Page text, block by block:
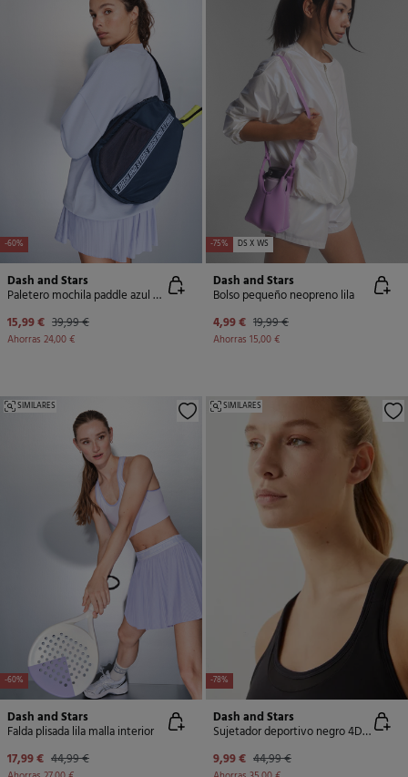
-60%
Dash and Stars
Paletero mochila paddle azul metalizado
15,99 € 39,99 €
Ahorras 24,00 €
-75% DS X WS
Dash and Stars
Bolso pequeño neopreno lila
4,99 € 19,99 €
Ahorras 15,00 €
-60%
SIMILARES
Dash and Stars
Falda plisada lila malla interior
17,99 € 44,99 €
-78%
SIMILARES
Dash and Stars
Sujetador deportivo negro 4D Stretch
9,99 € 44,99 €